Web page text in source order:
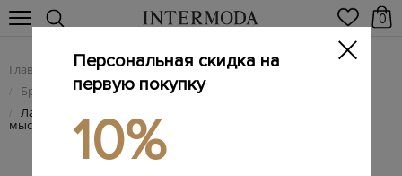
0
Главная Женщинам / Женская обувь
/ Брендовые женские туфли
/ Лакированные туфли Rina со скошенным квадратным
мыском
Персональная скидка на
первую покупку
10%